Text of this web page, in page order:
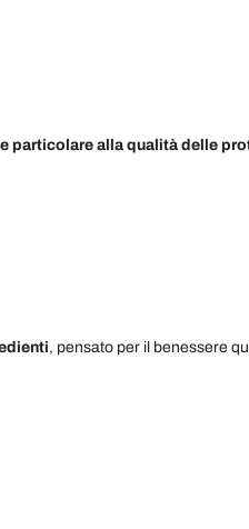
particolare alla qualità delle
, pensato per il benessere